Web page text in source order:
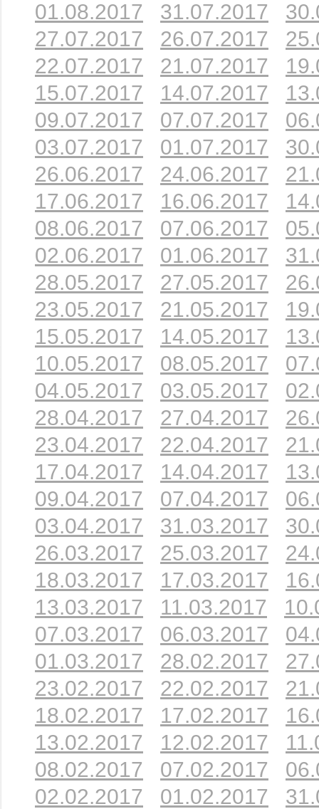
01.08.2017 31.07.2017
27.07.2017
26.07.2017
22.07.2017
21.07.2017
15.07.2017
14.07.2017
09.07.2017
07.07.2017
03.07.2017
01.07.2017
26.06.2017
24.06.2017
17.06.2017
16.06.2017
08.06.2017
07.06.2017
02.06.2017
01.06.2017
28.05.2017
27.05.2017
23.05.2017
21.05.2017
15.05.2017
14.05.2017
10.05.2017
08.05.2017
04.05.2017
03.05.2017
28.04.2017
27.04.2017
23.04.2017
22.04.2017
17.04.2017
14.04.2017
09.04.2017
07.04.2017
03.04.2017
31.03.2017
26.03.2017
25.03.2017
18.03.2017
17.03.2017
13.03.2017
11.03.2017
07.03.2017
06.03.2017
01.03.2017
28.02.2017
23.02.2017
22.02.2017
18.02.2017
17.02.2017
13.02.2017
12.02.2017
08.02.2017
07.02.2017
02.02.2017
01.02.2017